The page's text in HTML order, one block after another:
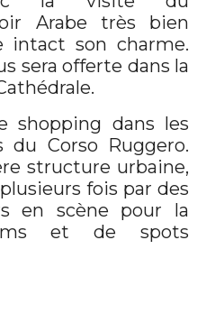
Arabe très bien
intact son charme.
sera offerte dans la
shopping dans les
du Corso Ruggero.
structure urbaine,
fois par des
en scène pour la
et de spots